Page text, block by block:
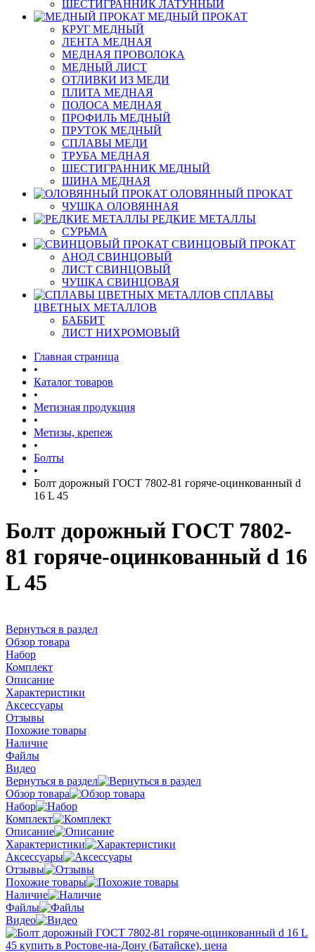
ШЕСТИГРАННИК ЛАТУННЫЙ
МЕДНЫЙ ПРОКАТ
КРУГ МЕДНЫЙ
ЛЕНТА МЕДНАЯ
МЕДНАЯ ПРОВОЛОКА
МЕДНЫЙ ЛИСТ
ОТЛИВКИ ИЗ МЕДИ
ПЛИТА МЕДНАЯ
ПОЛОСА МЕДНАЯ
ПРОФИЛЬ МЕДНЫЙ
ПРУТОК МЕДНЫЙ
СПЛАВЫ МЕДИ
ТРУБА МЕДНАЯ
ШЕСТИГРАННИК МЕДНЫЙ
ШИНА МЕДНАЯ
ОЛОВЯННЫЙ ПРОКАТ
ЧУШКА ОЛОВЯННАЯ
РЕДКИЕ МЕТАЛЛЫ
СУРЬМА
СВИНЦОВЫЙ ПРОКАТ
АНОД СВИНЦОВЫЙ
ЛИСТ СВИНЦОВЫЙ
ЧУШКА СВИНЦОВАЯ
СПЛАВЫ
ЦВЕТНЫХ МЕТАЛЛОВ
БАББИТ
ЛИСТ НИХРОМОВЫЙ
Главная страница
•
Каталог товаров
•
Метизная продукция
•
Метизы, крепеж
•
Болты
•
Болт дорожный ГОСТ 7802-81 горяче-оцинкованный d
16 L 45
Болт дорожный ГОСТ 7802-
81 горяче-оцинкованный d 16
L 45
Вернуться в раздел
Обзор товара
Набор
Комплект
Описание
Характеристики
Аксессуары
Отзывы
Похожие товары
Наличие
Файлы
Видео
Вернуться в раздел
Обзор товара
Набор
Комплект
Описание
Характеристики
Аксессуары
Отзывы
Похожие товары
Наличие
Файлы
Видео